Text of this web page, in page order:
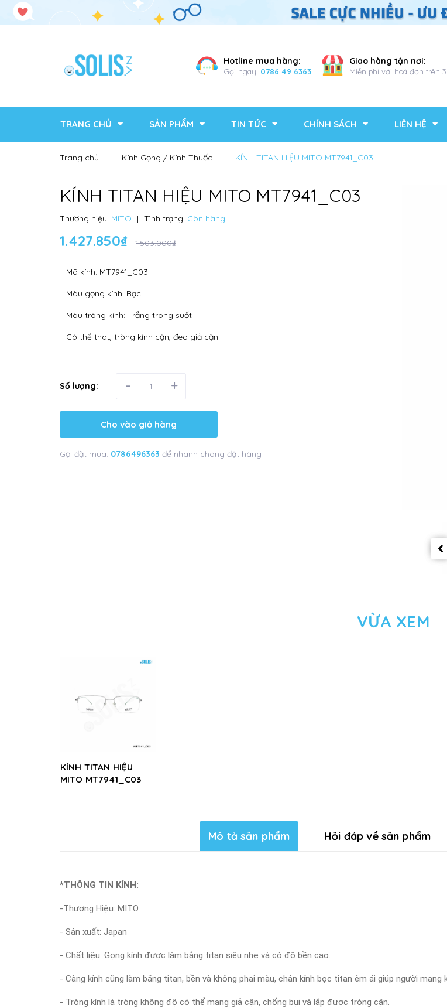
Hotline mua hàng:
Gọi ngay: 0786 49 6363
Giao hàng tận nơi:
Miễn phí với hoá đơn trên
TRANG CHỦ SẢN PHẨM TIN TỨC CHÍNH SÁCH LIÊN HỆ
Trang chủ Kính Gọng / Kính Thuốc KÍNH TITAN HIỆU MITO MT7941_C03
KÍNH TITAN HIỆU MITO MT7941_C03
Thương hiệu: MITO | Tình trạng: Còn hàng
1.427.850₫ 1.503.000₫
Mã kính: MT7941_C03
Màu gọng kính: Bạc
Màu tròng kính: Trắng trong suốt
Có thể thay tròng kính cận, đeo giả cận.
Số lượng: - +
Cho vào giỏ hàng
Gọi đặt mua: 0786496363 để nhanh chóng đặt hàng
VỪA XEM
KÍNH TITAN HIỆU
MITO MT7941_C03
Mô tả sản phẩm Hỏi đáp về sản phẩm
*THÔNG TIN KÍNH:
-Thương Hiệu: MITO
- Sản xuất: Japan
- Chất liệu: Gọng kính được làm bằng titan siêu nhẹ và có độ bền cao.
- Càng kính cũng làm bằng titan, bền và không phai màu, chân kính bọc titan êm ái giúp người
- Tròng kính là tròng không độ có thể mang giả cận, chống bụi và lắp được tròng cận.